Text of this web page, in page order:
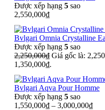
Được xếp hạng 5 sao
2,550,000₫
Bvlgari Omnia Crystalline
Được xếp hạng 5 sao
2,250,000₫ Giá gốc là:
1,350,000₫.
Bvlgari Aqva Pour Homme
Được xếp hạng 5 sao
1,550,000₫ – 3,000,000₫